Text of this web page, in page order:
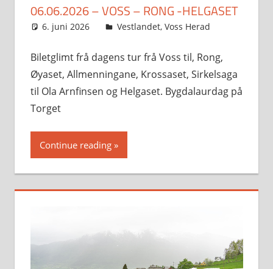
06.06.2026 – VOSS – RONG -HELGASET
6. juni 2026 Svein
Vestlandet, Voss Herad
Biletglimt frå dagens tur frå Voss til, Rong,
Øyaset, Allmenningane, Krossaset, Sirkelsaga
til Ola Arnfinsen og Helgaset. Bygdalaurdag på
Torget
Continue reading